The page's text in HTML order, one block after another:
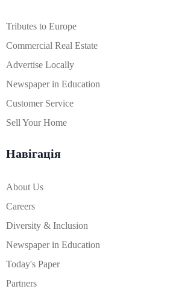
Tributes to Europe
Commercial Real Estate
Advertise Locally
Newspaper in Education
Customer Service
Sell Your Home
Навігація
About Us
Careers
Diversity & Inclusion
Newspaper in Education
Today's Paper
Partners